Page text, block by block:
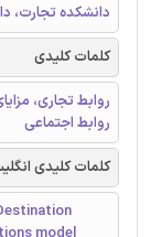
دانشکده تجارت،
کلمات کلیدی
روابط تجاری،
روابط اجتماعی
کلمات کلیدی